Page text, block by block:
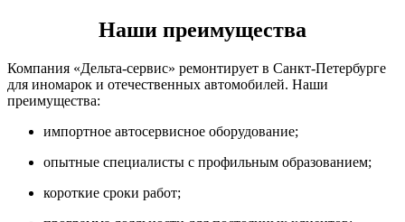
Наши преимущества
Компания «Дельта-сервис» ремонтирует в Санкт-Петербурге
для иномарок и отечественных автомобилей. Наши
преимущества:
импортное автосервисное оборудование;
опытные специалисты с профильным образованием;
короткие сроки работ;